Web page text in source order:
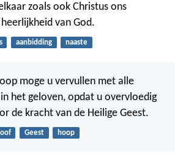
zoals ook Christus ons
van God.
aanbidding naaste
moge u vervullen met alle
het geloven, opdat u overvloedig
de kracht van de Heilige Geest.
Geest hoop